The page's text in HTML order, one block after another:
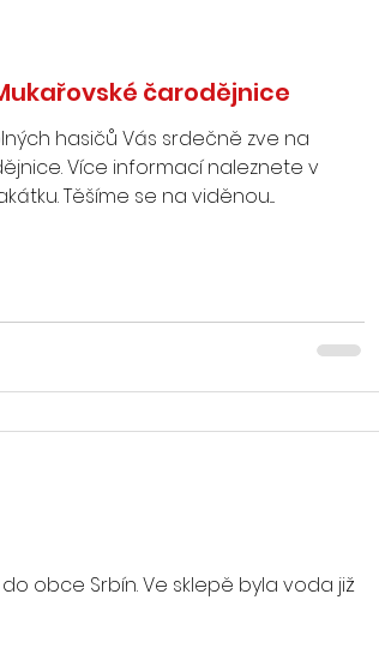
čarodějnice
hasičů Vás srdečně zve na
Více informací naleznete v
Těšíme se na viděnou....
obce Srbín. Ve sklepě byla voda již